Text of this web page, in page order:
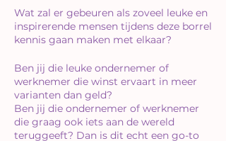
Wat zal er gebeuren als zoveel leuke en
inspirerende mensen tijdens deze borrel
kennis gaan maken met elkaar?
Ben jij die leuke ondernemer of
werknemer die winst ervaart in meer
varianten dan geld?
Ben jij die ondernemer of werknemer
die graag ook iets aan de wereld
teruggeeft? Dan is dit echt een go-to